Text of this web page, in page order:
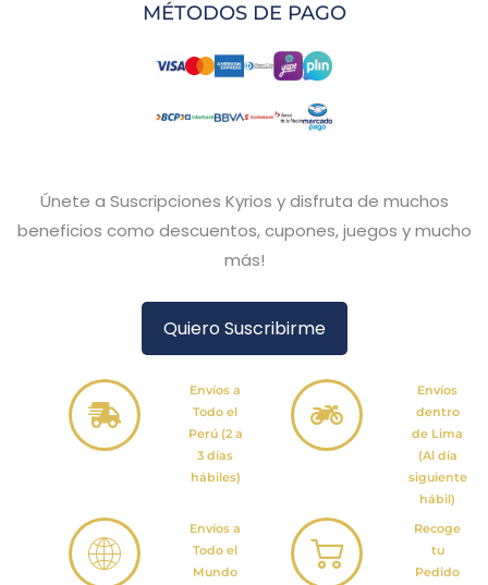
MÉTODOS DE PAGO
Únete a Suscripciones Kyrios y disfruta de muchos
beneficios como descuentos, cupones, juegos y mucho
más!
Quiero Suscribirme
Envíos a
Todo el
Perú (2 a
3 días
hábiles)
Envíos
dentro
de Lima
(Al día
siguiente
hábil)
Envíos a
Todo el
Mundo
Recoge
tu
Pedido